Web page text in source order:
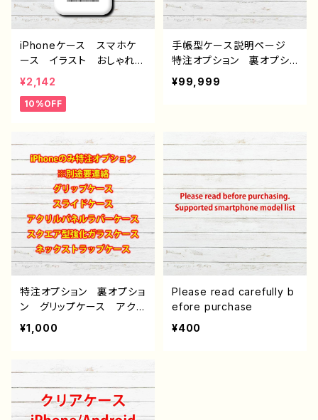
iPhoneケース スマホケ
ース イラスト おしゃれ
シンプル メンズ 病みか
わいい 中二病 厨二病
iPhone15/14/13/12/11 A
ンドロイド ケース 人
気 イラストレーター 絵
師 クリエイター オリジ
ナル デザイン グッズ タ
イトル：柴田ヰコpattern9
作：柴田ヰコ G-6
¥2,142
10%OFF
手帳型ケース説明ページ
特注オプション 裏オプショ
ン 雑貨屋アリスの白うさ
¥99,999
特注オプション 裏オプショ
ン グリップケース アクリ
ルパネルラバーケース ス
クエア型強化ガラスケー
貨屋アリスの白うさぎ
¥1,000
Please read carefully b
efore purchase
¥400